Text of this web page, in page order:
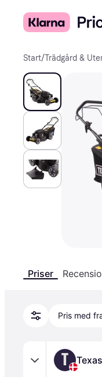
Start/Trädgård &
Priser
Pris med
T